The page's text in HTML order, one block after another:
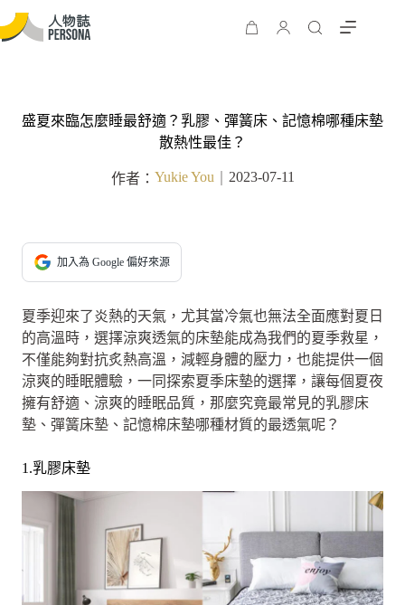
盛夏來臨怎麼睡最舒適？乳膠、彈簧床、記憶棉哪種床墊
散熱性最佳？
作者： Yukie You｜ 2023-07-11
加入為 Google 偏好來源
夏季迎來了炎熱的天氣，尤其當冷氣也無法全面應對夏日
的高溫時，選擇涼爽透氣的床墊能成為我們的夏季救星，
不僅能夠對抗炙熱高溫，減輕身體的壓力，也能提供一個
涼爽的睡眠體驗，一同探索夏季床墊的選擇，讓每個夏夜
擁有舒適、涼爽的睡眠品質，那麼究竟最常見的乳膠床
墊、彈簧床墊、記憶棉床墊哪種材質的最透氣呢？
1.乳膠床墊